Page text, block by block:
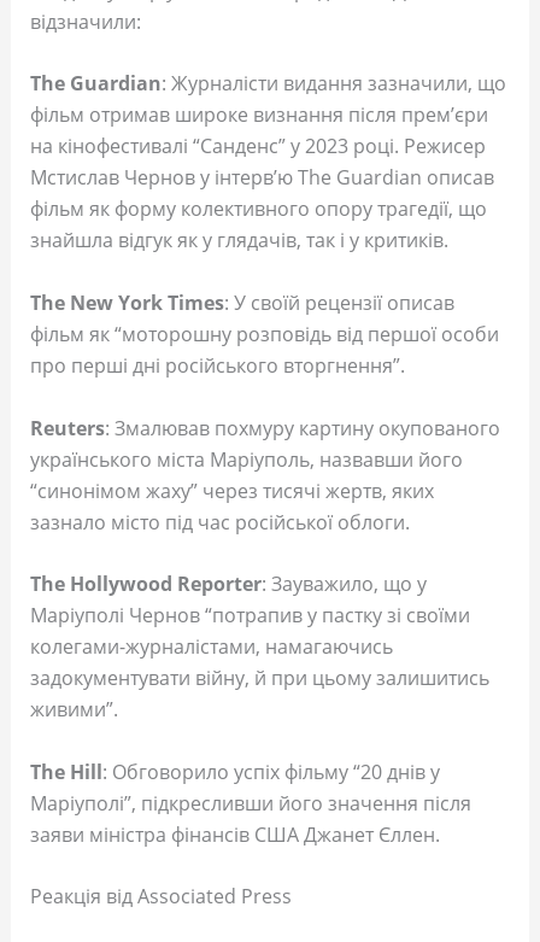
відзначили:
The Guardian: Журналісти видання зазначили, що
фільм отримав широке визнання після прем’єри
на кінофестивалі “Санденс” у 2023 році. Режисер
Мстислав Чернов у інтерв’ю The Guardian описав
фільм як форму колективного опору трагедії, що
знайшла відгук як у глядачів, так і у критиків.
The New York Times: У своїй рецензії описав
фільм як “моторошну розповідь від першої особи
про перші дні російського вторгнення”.
Reuters: Змалював похмуру картину окупованого
українського міста Маріуполь, назвавши його
“синонімом жаху” через тисячі жертв, яких
зазнало місто під час російської облоги.
The Hollywood Reporter: Зауважило, що у
Маріуполі Чернов “потрапив у пастку зі своїми
колегами-журналістами, намагаючись
задокументувати війну, й при цьому залишитись
живими”.
The Hill: Обговорило успіх фільму “20 днів у
Маріуполі”, підкресливши його значення після
заяви міністра фінансів США Джанет Єллен.
Реакція від Associated Press